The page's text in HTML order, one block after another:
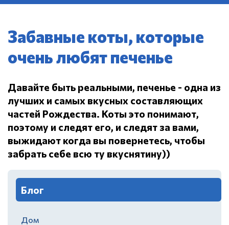
Забавные коты, которые
очень любят печенье
Давайте быть реальными, печенье - одна из
лучших и самых вкусных составляющих
частей Рождества. Коты это понимают,
поэтому и следят его, и следят за вами,
выжидают когда вы повернетесь, чтобы
забрать себе всю ту вкуснятину))
Блог
Дом